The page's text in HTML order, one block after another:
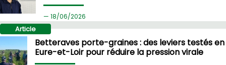
18/06/2026
Article
Betteraves porte-graines : des leviers testés en
Eure-et-Loir pour réduire la pression virale